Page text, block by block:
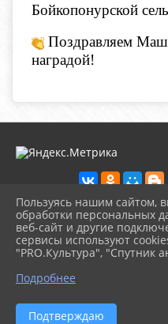
Бойкопонурской
Поздравляем
наградой!
2026 г. boikoponura-
Вход
Карта сайта
Политика обработки
Сделано на KubCMS
Разработка и поддержка
Пользуясь нашим сайтом,
обработки персональных
веб-сайт и другие
сервисы используют
"PRO.Культура", "Спутник
Подробнее
Подтверждаю